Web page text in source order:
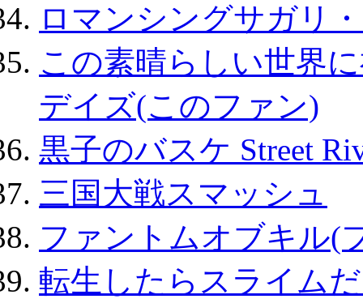
ロマンシングサガリ
この素晴らしい世界
デイズ(このファン)
黒子のバスケ Street
三国大戦スマッシュ
ファントムオブキル(
転生したらスライム